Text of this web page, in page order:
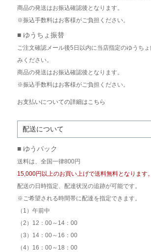
商品の発送はお振込確認後となります。
※振込手数料はお客様がご負担ください。
■ ゆうちょ振替
ご注文確認メール後5日以内に当店指定のゆうち
みください。
商品の発送はお振込確認後となります。
※振込手数料はお客様がご負担ください。
お支払いについての詳細はこちら
配送について
■ ゆうパック
送料は、全国一律800円
15,000円以上のお買い上げで送料無料となります。
配送の日時指定、配達状況の追跡が可能です。
※ご希望される時間帯に配達を指定できます。
（1）午前中
（2）12：00～14：00
（3）14：00～16：00
（4）16：00～18：00